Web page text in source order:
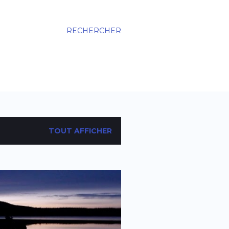
RECHERCHER
TOUT AFFICHER